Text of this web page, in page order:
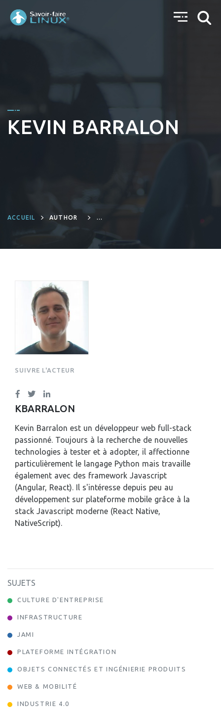
KEVIN BARRALON
ACCUEIL
AUTHOR
KEVIN BARRALON
SUIVRE L'ACTEUR
KBARRALON
Kevin Barralon est un développeur web full-stack
passionné. Toujours à la recherche de nouvelles
technologies à tester et à adopter, il affectionne
particulièrement le langage Python mais travaille
également avec des framework Javascript
(Angular, React). Il s'intéresse depuis peu au
développement sur plateforme mobile grâce à la
stack Javascript moderne (React Native,
NativeScript).
SUJETS
CULTURE D'ENTREPRISE
INFRASTRUCTURE
JAMI
PLATEFORME INTÉGRATION
OBJETS CONNECTÉS ET INGÉNIERIE PRODUITS
WEB & MOBILITÉ
INDUSTRIE 4.0